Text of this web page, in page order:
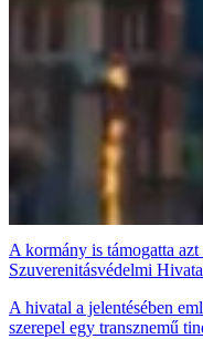
A kormány is támogatta
Szuverenitásvédelmi
A hivatal a jelentésében
szerepel egy transznemű